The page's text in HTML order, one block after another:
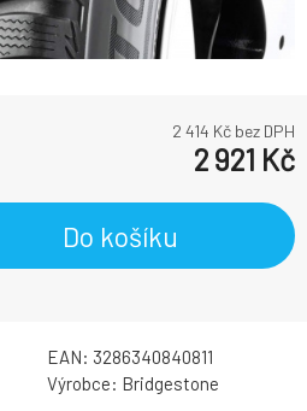
2 414 Kč bez DPH
2 921 Kč
Do košíku
EAN: 3286340840811
Výrobce: Bridgestone